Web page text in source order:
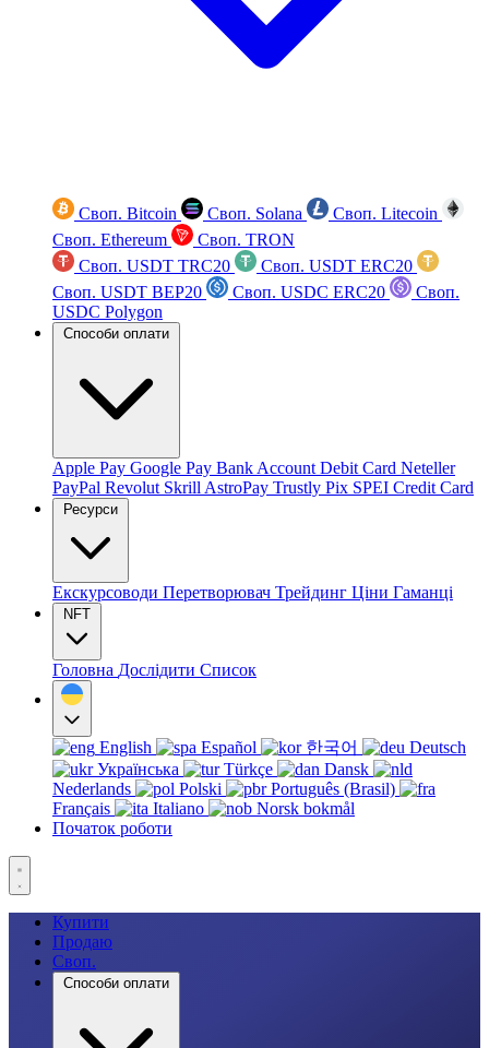
Своп. Bitcoin Своп. Solana
Своп. Litecoin
Своп. Ethereum
Своп. TRON
Своп. USDT TRC20
Своп. USDT ERC20
Своп. USDT BEP20
Своп. USDC ERC20
Своп.
USDC Polygon
Способи оплати
Apple Pay Google Pay Bank Account Debit Card Neteller
PayPal Revolut Skrill AstroPay Trustly Pix SPEI Credit Card
Ресурси
Екскурсоводи Перетворювач Трейдинг Ціни Гаманці
NFT
Головна Дослідити Список
English Español 한국어
Deutsch
Українська
Türkçe
Dansk
Nederlands
Polski
Português (Brasil)
Français
Italiano
Norsk bokmål
Початок роботи
Купити
Продаю
Своп.
Способи оплати